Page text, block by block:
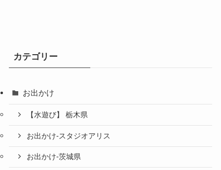
カテゴリー
お出かけ
【水遊び】 栃木県
お出かけ-スタジオアリス
お出かけ-茨城県